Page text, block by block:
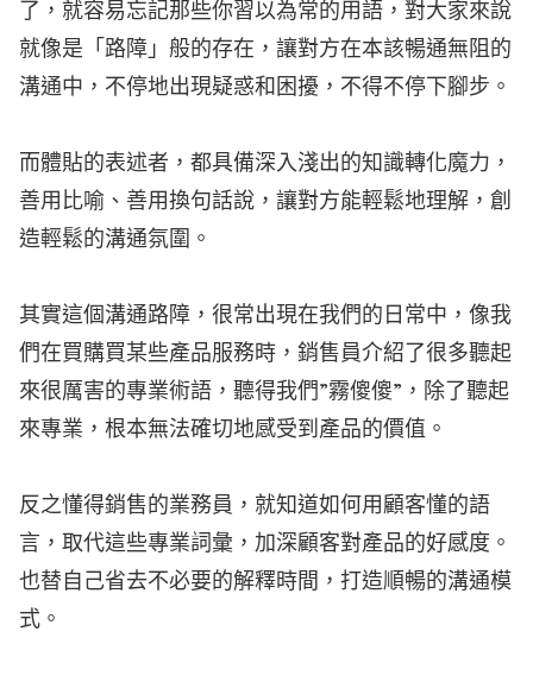
了，就容易忘記那些你習以為常的用語，對大家來說
就像是「路障」般的存在，讓對方在本該暢通無阻的
溝通中，不停地出現疑惑和困擾，不得不停下腳步。
而體貼的表述者，都具備深入淺出的知識轉化魔力，
善用比喻、善用換句話說，讓對方能輕鬆地理解，創
造輕鬆的溝通氛圍。
其實這個溝通路障，很常出現在我們的日常中，像我
們在買購買某些產品服務時，銷售員介紹了很多聽起
來很厲害的專業術語，聽得我們”霧傻傻”，除了聽起
來專業，根本無法確切地感受到產品的價值。
反之懂得銷售的業務員，就知道如何用顧客懂的語
言，取代這些專業詞彙，加深顧客對產品的好感度。
也替自己省去不必要的解釋時間，打造順暢的溝通模
式。